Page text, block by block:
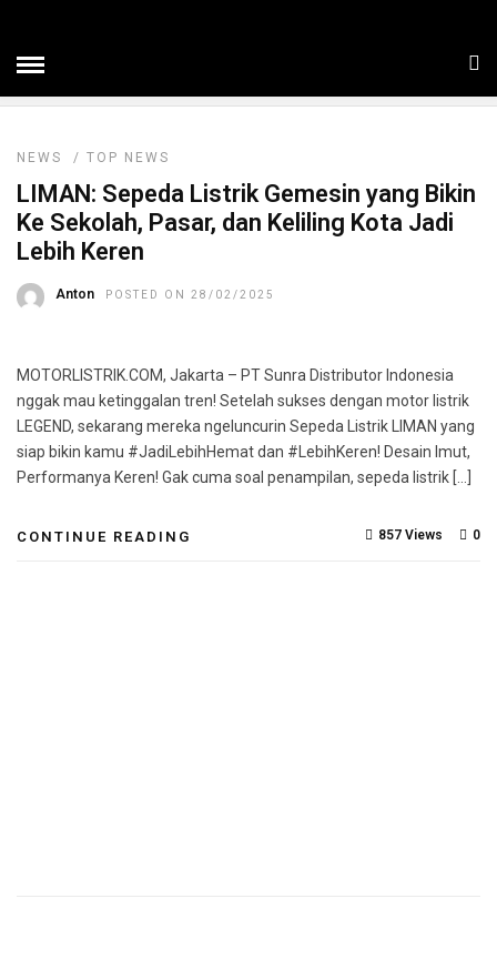
LIMAN FRANKY NOVENTUS
NEWS / TOP NEWS
LIMAN: Sepeda Listrik Gemesin yang Bikin
Ke Sekolah, Pasar, dan Keliling Kota Jadi
Lebih Keren
Anton POSTED ON 28/02/2025
MOTORLISTRIK.COM, Jakarta – PT Sunra Distributor Indonesia
nggak mau ketinggalan tren! Setelah sukses dengan motor listrik
LEGEND, sekarang mereka ngeluncurin Sepeda Listrik LIMAN yang
siap bikin kamu #JadiLebihHemat dan #LebihKeren! Desain Imut,
Performanya Keren! Gak cuma soal penampilan, sepeda listrik […]
CONTINUE READING 0
857 Views